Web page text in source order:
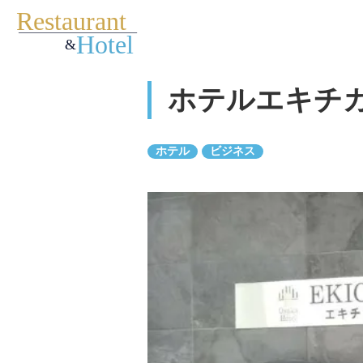
ホテルエキチ
ホテル ビジネス